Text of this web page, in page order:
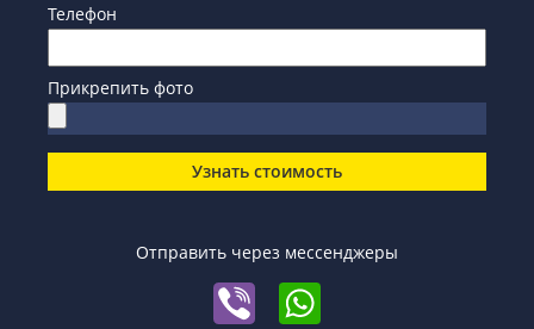
Телефон
Прикрепить фото
Узнать стоимость
Отправить через мессенджеры